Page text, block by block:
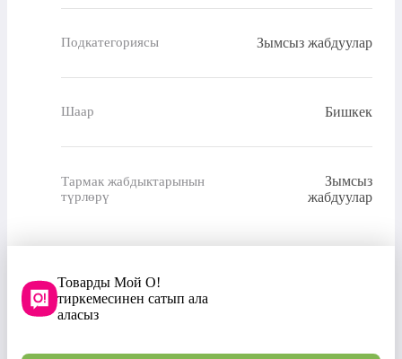
Подкатегориясы Зымсыз жабдуулар
Шаар Бишкек
Тармак жабдыктарынын
түрлөрү
Зымсыз
жабдуулар
Товарды Мой О!
тиркемесинен сатып ала
аласыз